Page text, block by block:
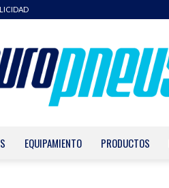
EQUIPAMIENTO PRODUCTOS